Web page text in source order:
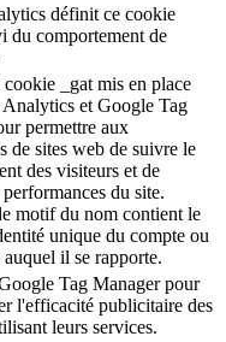
définit ce cookie
du comportement de
_gat mis en place
et Google Tag
permettre aux
de sites web de suivre le
des visiteurs et de
du site.
motif du nom contient le
unique du compte ou
il se rapporte.
Tag Manager pour
l'efficacité publicitaire des
leurs services.